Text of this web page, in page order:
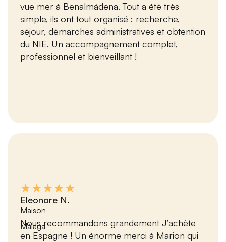
vue mer à Benalmádena. Tout a été très
simple, ils ont tout organisé : recherche,
séjour, démarches administratives et obtention
du NIE. Un accompagnement complet,
professionnel et bienveillant !
★★★★★
Eleonore N.
Maison
-
Málaga
Nous recommandons grandement J’achète
en Espagne ! Un énorme merci à Marion qui